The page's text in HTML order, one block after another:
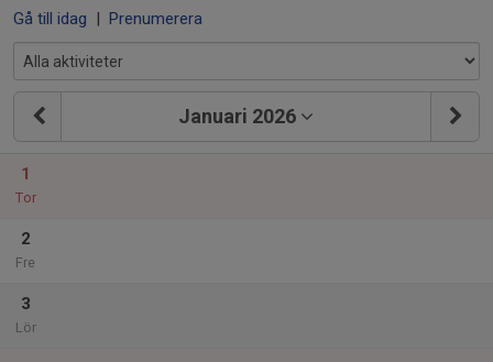
Gå till idag | Prenumerera
Januari 2026
1
Tor
2
Fre
3
Lör